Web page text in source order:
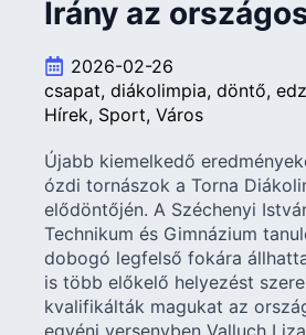
Irány az
2026-02-26
csapat diákolimpia döntő
Hírek Sport Város
Újabb kiemelkedő
ózdi tornászok a Torna
elődöntőjén. A Széchenyi
Technikum és Gimnázium
dobogó legfelső fokára
is több előkelő helyezést
kvalifikálták magukat az
egyéni versenyben Valluch